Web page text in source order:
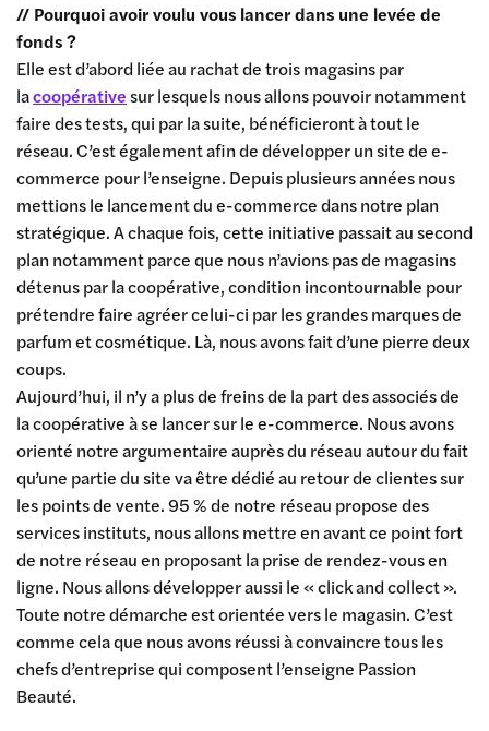
// Pourquoi avoir voulu vous lancer dans une levée de
fonds ?
Elle est d’abord liée au rachat de trois magasins par
lacoopérativesur lesquels nous allons pouvoir notamment
faire des tests, qui par la suite, bénéficieront à tout le
réseau. C’est également afin de développer un site de e-
commerce pour l’enseigne. Depuis plusieurs années nous
mettions le lancement du e-commerce dans notre plan
stratégique. A chaque fois, cette initiative passait au second
plan notamment parce que nous n’avions pas de magasins
détenus par la coopérative, condition incontournable pour
prétendre faire agréer celui-ci par les grandes marques de
parfum et cosmétique. Là, nous avons fait d’une pierre deux
coups.
Aujourd’hui, il n’y a plus de freins de la part des associés de
la coopérative à se lancer sur le e-commerce. Nous avons
orienté notre argumentaire auprès du réseau autour du fait
qu’une partie du site va être dédié au retour de clientes sur
les points de vente. 95 % de notre réseau propose des
services instituts, nous allons mettre en avant ce point fort
de notre réseau en proposant la prise de rendez-vous en
ligne. Nous allons développer aussi le « click and collect ».
Toute notre démarche est orientée vers le magasin. C’est
comme cela que nous avons réussi à convaincre tous les
chefs d’entreprise qui composent l’enseigne Passion
Beauté.